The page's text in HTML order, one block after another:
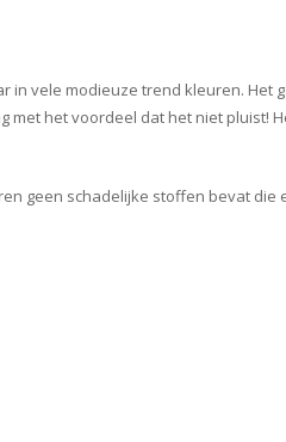
vele modieuze trend kleuren.
het voordeel dat het niet
geen schadelijke stoffen bevat